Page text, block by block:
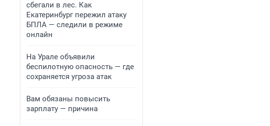
сбегали в лес. Как
Екатеринбург пережил атаку
БПЛА — следили в режиме
онлайн
На Урале объявили
беспилотную опасность — где
сохраняется угроза атак
Вам обязаны повысить
зарплату — причина